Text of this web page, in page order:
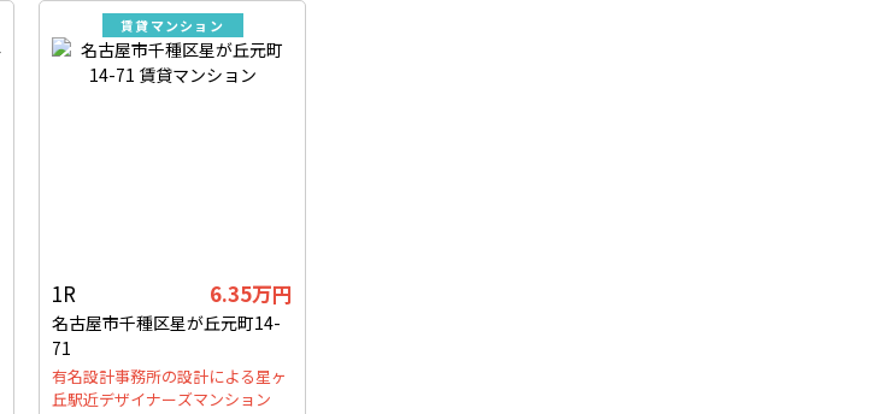
賃貸マンション
1R 6.35万円
名古屋市千種区星が丘元町14-
71
有名設計事務所の設計による星ヶ
丘駅近デザイナーズマンション